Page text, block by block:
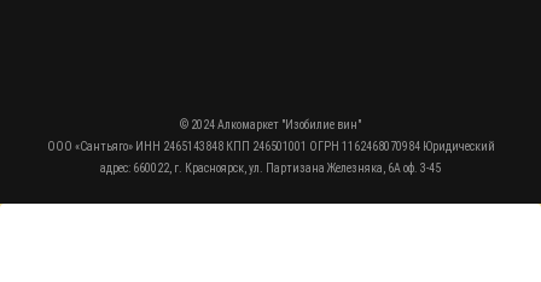
© 2024 Алкомаркет "Изобилие вин"
ООО «Сантьяго» ИНН 2465143848 КПП 246501001 ОГРН 1162468070984 Юридический
адрес: 660022, г. Красноярск, ул. Партизана Железняка, 6А оф. 3-45